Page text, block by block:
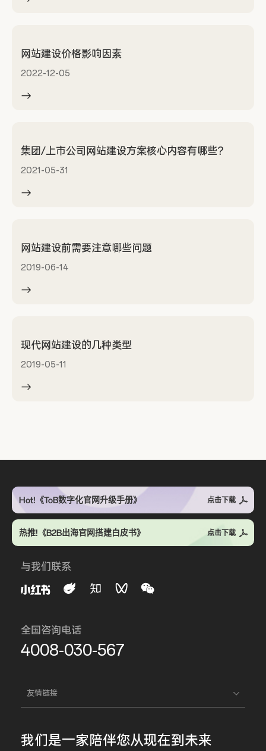
网站建设价格影响因素
2022-12-05
集团/上市公司网站建设方案核心内容有哪些？
2021-05-31
网站建设前需要注意哪些问题
2019-06-14
现代网站建设的几种类型
2019-05-11
Hot!《ToB数字化官网升级手册》 点击下载
热推!《B2B出海官网搭建白皮书》 点击下载
与我们联系
全国咨询电话
4008-030-567
友情链接
我们是一家陪伴您从现在到未来